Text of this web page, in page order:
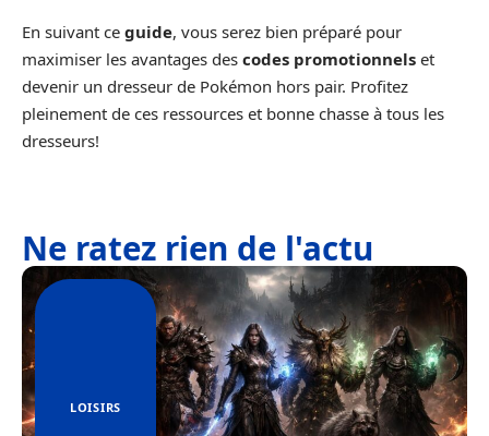
En suivant ce guide, vous serez bien préparé pour
maximiser les avantages des codes promotionnels et
devenir un dresseur de Pokémon hors pair. Profitez
pleinement de ces ressources et bonne chasse à tous les
dresseurs!
Ne ratez rien de l'actu
LOISIRS